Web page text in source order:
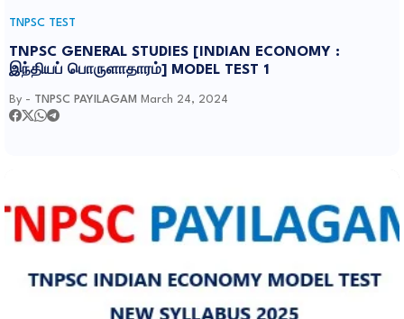
TNPSC TEST
TNPSC GENERAL STUDIES [INDIAN ECONOMY :
இந்தியப் பொருளாதாரம்] MODEL TEST 1
By - TNPSC PAYILAGAM March 24, 2024